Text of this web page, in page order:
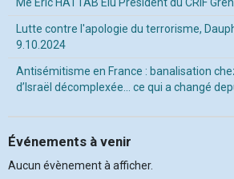
Lutte contre l'apologie du terrorisme,
9.10.2024
Antisémitisme en France : banalisation
d’Israël décomplexée… ce qui a changé
Événements à venir
Aucun évènement à afficher.